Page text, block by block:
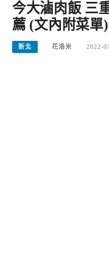
今大滷肉飯 三
薦 (文內附菜單)
新北 花洛米 2022-